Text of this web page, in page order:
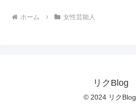
ホーム 女性芸能人
リクBlog
© 2024 リクBlog.